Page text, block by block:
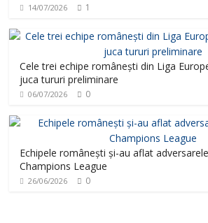
14/07/2026 1
Cele trei echipe românești din Liga
juca tururi preliminare
06/07/2026 0
Echipele românești și-au aflat
Champions League
26/06/2026 0